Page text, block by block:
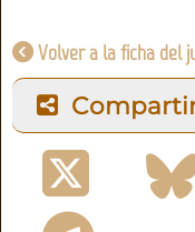
Volver a la ficha del